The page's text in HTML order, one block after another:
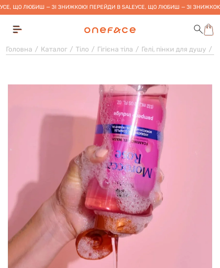
УСЕ, ЩО ЛЮБИШ — ЗІ ЗНИЖКОЮ! ПЕРЕЙДИ В SALEУСЕ, ЩО ЛЮБИШ — ЗІ
Головна Каталог Тіло Гігієна тіла Гелі, пінки для душу